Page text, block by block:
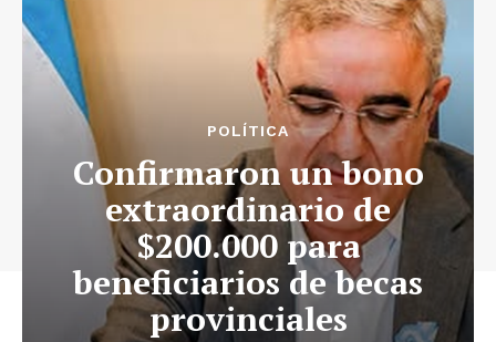
POLÍTICA
Confirmaron un bono
extraordinario de
$200.000 para
beneficiarios de becas
provinciales